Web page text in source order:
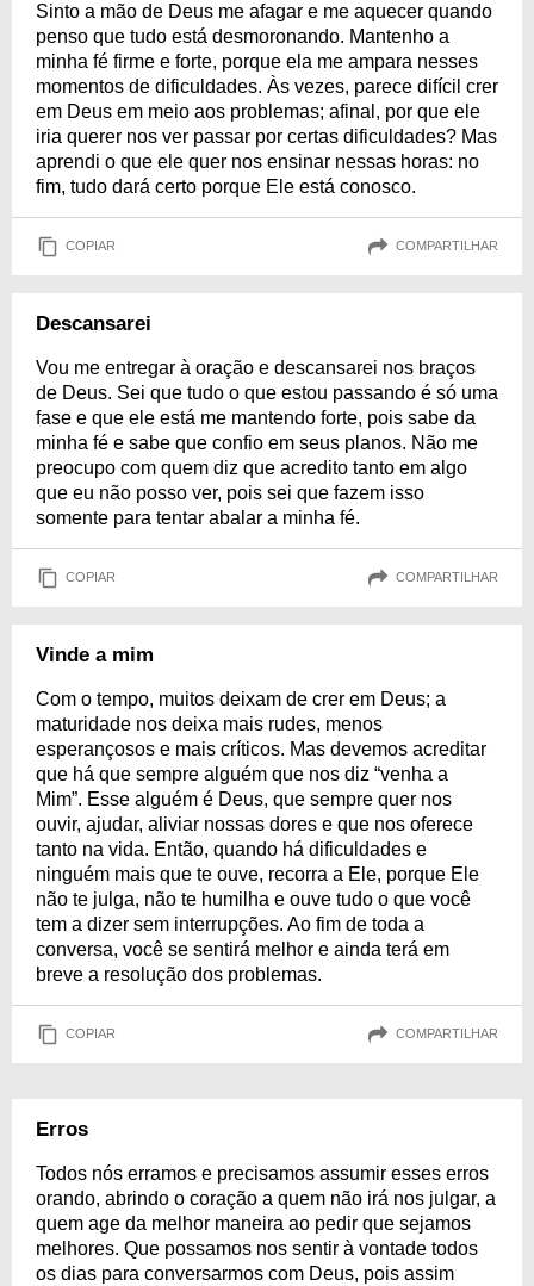
Sinto a mão de Deus me afagar e me aquecer quando
penso que tudo está desmoronando. Mantenho a
minha fé firme e forte, porque ela me ampara nesses
momentos de dificuldades. Às vezes, parece difícil crer
em Deus em meio aos problemas; afinal, por que ele
iria querer nos ver passar por certas dificuldades? Mas
aprendi o que ele quer nos ensinar nessas horas: no
fim, tudo dará certo porque Ele está conosco.
COPIAR COMPARTILHAR
Descansarei
Vou me entregar à oração e descansarei nos braços
de Deus. Sei que tudo o que estou passando é só uma
fase e que ele está me mantendo forte, pois sabe da
minha fé e sabe que confio em seus planos. Não me
preocupo com quem diz que acredito tanto em algo
que eu não posso ver, pois sei que fazem isso
somente para tentar abalar a minha fé.
COPIAR COMPARTILHAR
Vinde a mim
Com o tempo, muitos deixam de crer em Deus; a
maturidade nos deixa mais rudes, menos
esperançosos e mais críticos. Mas devemos acreditar
que há que sempre alguém que nos diz “venha a
Mim”. Esse alguém é Deus, que sempre quer nos
ouvir, ajudar, aliviar nossas dores e que nos oferece
tanto na vida. Então, quando há dificuldades e
ninguém mais que te ouve, recorra a Ele, porque Ele
não te julga, não te humilha e ouve tudo o que você
tem a dizer sem interrupções. Ao fim de toda a
conversa, você se sentirá melhor e ainda terá em
breve a resolução dos problemas.
COPIAR COMPARTILHAR
Erros
Todos nós erramos e precisamos assumir esses erros
orando, abrindo o coração a quem não irá nos julgar, a
quem age da melhor maneira ao pedir que sejamos
melhores. Que possamos nos sentir à vontade todos
os dias para conversarmos com Deus, pois assim